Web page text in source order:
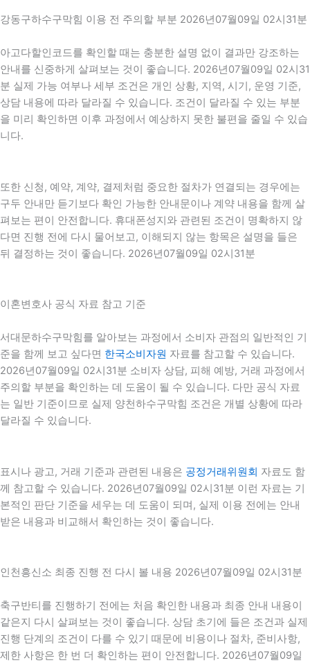
강동구하수구막힘 이용 전 주의할 부분 2026년07월09일 02시31분
아고다할인코드를 확인할 때는 충분한 설명 없이 결과만 강조하는
안내를 신중하게 살펴보는 것이 좋습니다. 2026년07월09일 02시31
분 실제 가능 여부나 세부 조건은 개인 상황, 지역, 시기, 운영 기준,
상담 내용에 따라 달라질 수 있습니다. 조건이 달라질 수 있는 부분
을 미리 확인하면 이후 과정에서 예상하지 못한 불편을 줄일 수 있습
니다.
또한 신청, 예약, 계약, 결제처럼 중요한 절차가 연결되는 경우에는
구두 안내만 듣기보다 확인 가능한 안내문이나 계약 내용을 함께 살
펴보는 편이 안전합니다. 휴대폰성지와 관련된 조건이 명확하지 않
다면 진행 전에 다시 물어보고, 이해되지 않는 항목은 설명을 들은
뒤 결정하는 것이 좋습니다. 2026년07월09일 02시31분
이혼변호사 공식 자료 참고 기준
서대문하수구막힘를 알아보는 과정에서 소비자 관점의 일반적인 기
준을 함께 보고 싶다면 한국소비자원 자료를 참고할 수 있습니다.
2026년07월09일 02시31분 소비자 상담, 피해 예방, 거래 과정에서
주의할 부분을 확인하는 데 도움이 될 수 있습니다. 다만 공식 자료
는 일반 기준이므로 실제 양천하수구막힘 조건은 개별 상황에 따라
달라질 수 있습니다.
표시나 광고, 거래 기준과 관련된 내용은 공정거래위원회 자료도 함
께 참고할 수 있습니다. 2026년07월09일 02시31분 이런 자료는 기
본적인 판단 기준을 세우는 데 도움이 되며, 실제 이용 전에는 안내
받은 내용과 비교해서 확인하는 것이 좋습니다.
인천흥신소 최종 진행 전 다시 볼 내용 2026년07월09일 02시31분
축구반티를 진행하기 전에는 처음 확인한 내용과 최종 안내 내용이
같은지 다시 살펴보는 것이 좋습니다. 상담 초기에 들은 조건과 실제
진행 단계의 조건이 다를 수 있기 때문에 비용이나 절차, 준비사항,
제한 사항은 한 번 더 확인하는 편이 안전합니다. 2026년07월09일